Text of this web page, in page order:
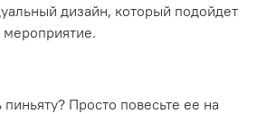
дизайн, который подойдет
пиньяту? Просто повесьте ее на